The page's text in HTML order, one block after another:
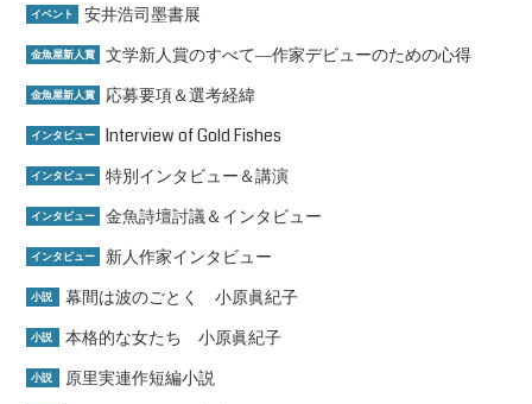
イベント 安井浩司墨書展
金魚屋新人賞 文学新人賞のすべて―作家デビューのための心得
金魚屋新人賞 応募要項＆選考経緯
インタビュー Interview of Gold Fishes
インタビュー 特別インタビュー＆講演
インタビュー 金魚詩壇討議＆インタビュー
インタビュー 新人作家インタビュー
小説 幕間は波のごとく 小原眞紀子
小説 本格的な女たち 小原眞紀子
小説 原里実連作短編小説